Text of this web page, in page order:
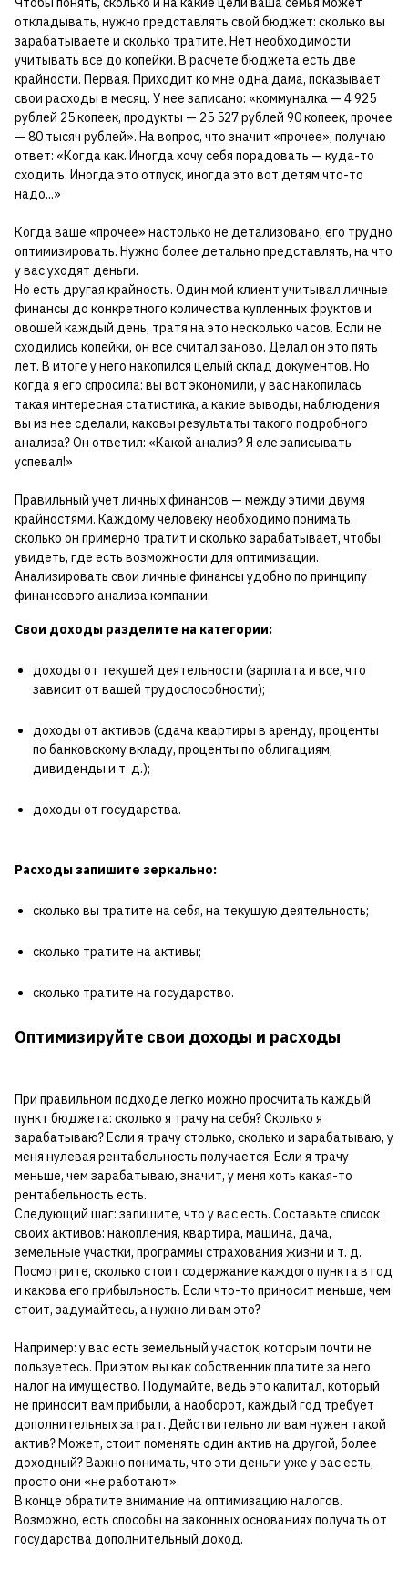
откладывать, нужно представлять свой бюджет: сколько вы
зарабатываете и сколько тратите. Нет необходимости
учитывать все до копейки. В расчете бюджета есть две
крайности. Первая. Приходит ко мне одна дама, показывает
свои расходы в месяц. У нее записано: «коммуналка — 4 925
рублей 25 копеек, продукты — 25 527 рублей 90 копеек, прочее
— 80 тысяч рублей». На вопрос, что значит «прочее», получаю
ответ: «Когда как. Иногда хочу себя порадовать — куда-то
сходить. Иногда это отпуск, иногда это вот детям что-то
надо...»
Когда ваше «прочее» настолько не детализовано, его трудно
оптимизировать. Нужно более детально представлять, на что
у вас уходят деньги.
Но есть другая крайность. Один мой клиент учитывал личные
финансы до конкретного количества купленных фруктов и
овощей каждый день, тратя на это несколько часов. Если не
сходились копейки, он все считал заново. Делал он это пять
лет. В итоге у него накопился целый склад документов. Но
когда я его спросила: вы вот экономили, у вас накопилась
такая интересная статистика, а какие выводы, наблюдения
вы из нее сделали, каковы результаты такого подробного
анализа? Он ответил: «Какой анализ? Я еле записывать
успевал!»
Правильный учет личных финансов — между этими двумя
крайностями. Каждому человеку необходимо понимать,
сколько он примерно тратит и сколько зарабатывает, чтобы
увидеть, где есть возможности для оптимизации.
Анализировать свои личные финансы удобно по принципу
финансового анализа компании.
Свои доходы разделите на категории:
доходы от текущей деятельности (зарплата и все, что
зависит от вашей трудоспособности);
доходы от активов (сдача квартиры в аренду, проценты
по банковскому вкладу, проценты по облигациям,
дивиденды и т. д.);
доходы от государства.
Расходы запишите зеркально:
сколько вы тратите на себя, на текущую деятельность;
сколько тратите на активы;
сколько тратите на государство.
Оптимизируйте свои доходы и расходы
При правильном подходе легко можно просчитать каждый
пункт бюджета: сколько я трачу на себя? Сколько я
зарабатываю? Если я трачу столько, сколько и зарабатываю, у
меня нулевая рентабельность получается. Если я трачу
меньше, чем зарабатываю, значит, у меня хоть какая-то
рентабельность есть.
Следующий шаг: запишите, что у вас есть. Составьте список
своих активов: накопления, квартира, машина, дача,
земельные участки, программы страхования жизни и т. д.
Посмотрите, сколько стоит содержание каждого пункта в год
и какова его прибыльность. Если что-то приносит меньше, чем
стоит, задумайтесь, а нужно ли вам это?
Например: у вас есть земельный участок, которым почти не
пользуетесь. При этом вы как собственник платите за него
налог на имущество. Подумайте, ведь это капитал, который
не приносит вам прибыли, а наоборот, каждый год требует
дополнительных затрат. Действительно ли вам нужен такой
актив? Может, стоит поменять один актив на другой, более
доходный? Важно понимать, что эти деньги уже у вас есть,
просто они «не работают».
В конце обратите внимание на оптимизацию налогов.
Возможно, есть способы на законных основаниях получать от
государства дополнительный доход.